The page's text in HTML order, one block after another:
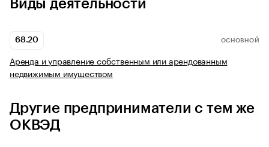
Виды деятельности
68.20 ОСНОВНОЙ
Аренда и управление собственным или арендованным
недвижимым имуществом
Другие предприниматели с тем же
ОКВЭД